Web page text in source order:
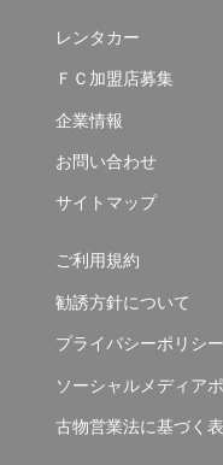
レンタカー
ＦＣ加盟店募集
企業情報
お問い合わせ
サイトマップ
ご利用規約
勧誘方針について
プライバシーポリシー
ソーシャルメディア
古物営業法に基づく